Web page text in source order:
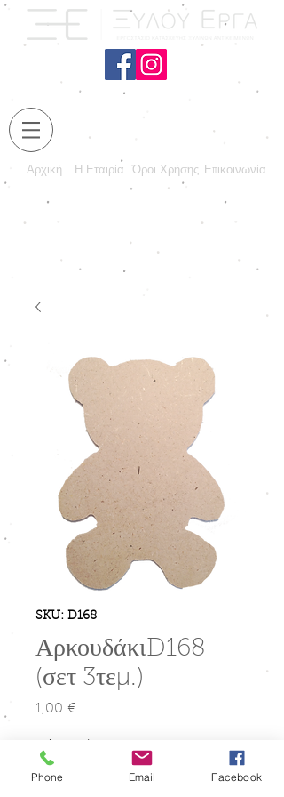
Αρχική Η Εταιρία Όροι Χρήσης Επικοινωνία
SKU: D168
ΑρκουδάκιD168
(σετ 3τεμ.)
1,00 €Τιμή
Phone Email Facebook